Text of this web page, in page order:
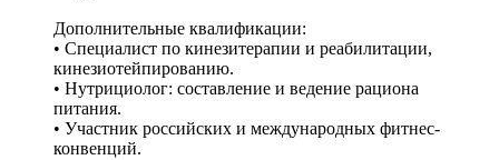
Дополнительные квалификации:
• Специалист по кинезитерапии и реабилитации,
кинезиотейпированию.
• Нутрициолог: составление и ведение рациона
питания.
• Участник российских и международных фитнес-
конвенций.